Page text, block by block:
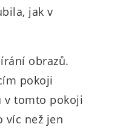
jak v
obrazů.
pokoji
v tomto pokoji
víc než jen